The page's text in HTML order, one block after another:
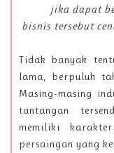
jika dapat
bisnis tersebut
Tidak banyak
lama, berpuluh
Masing-masing
tantangan
memiliki
persaingan yang